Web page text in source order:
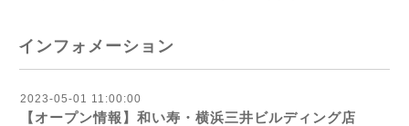
インフォメーション
2023-05-01 11:00:00
【オープン情報】和い寿・横浜三井ビルディング店